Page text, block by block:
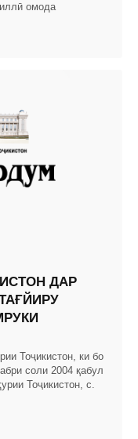
омода
ДАР
Тоҷикистон, ки бо
соли 2004 қабул
Тоҷикистон, с.